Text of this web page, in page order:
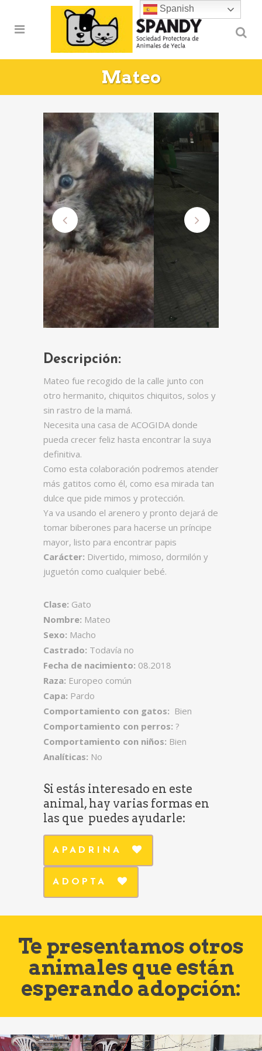
Mateo
Descripción:
Mateo fue recogido de la calle junto con
otro hermanito, chiquitos chiquitos, solos y
sin rastro de la mamá.
Necesita una casa de ACOGIDA donde
pueda crecer feliz hasta encontrar la suya
definitiva.
Como esta colaboración podremos atender
más gatitos como él, como esa mirada tan
dulce que pide mimos y protección.
Ya va usando el arenero y pronto dejará de
tomar biberones para hacerse un príncipe
mayor, listo para encontrar papis
Carácter: Divertido, mimoso, dormilón y
juguetón como cualquier bebé.
Clase: Gato
Nombre: Mateo
Sexo: Macho
Castrado: Todavía no
Fecha de nacimiento: 08.2018
Raza: Europeo común
Capa: Pardo
Comportamiento con gatos: Bien
Comportamiento con perros: ?
Comportamiento con niños: Bien
Analíticas: No
Si estás interesado en este
animal, hay varias formas en
las que puedes ayudarle:
APADRINA
ADOPTA
Te presentamos otros
animales que están
esperando adopción:
Spanish